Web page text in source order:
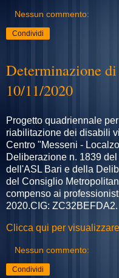
Nessun commento:
Condividi
Determinazione
10/11/2020
Progetto quadriennale
riabilitazione dei disabili
Centro "Messeni -
Deliberazione n. 1839
dell'ASL Bari e della
del Consiglio
compenso ai
2020.CIG: ZC32BEFDA2.
Clicca qui per
Nessun commento:
Condividi